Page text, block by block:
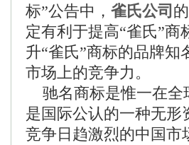
标”公告中， 雀氏公司
定有利于提高“雀氏”
升“雀氏”商标的品牌
市场上的竞争力。
驰名商标是惟一在全
是国际公认的一种无
竞争日趋激烈的中国市